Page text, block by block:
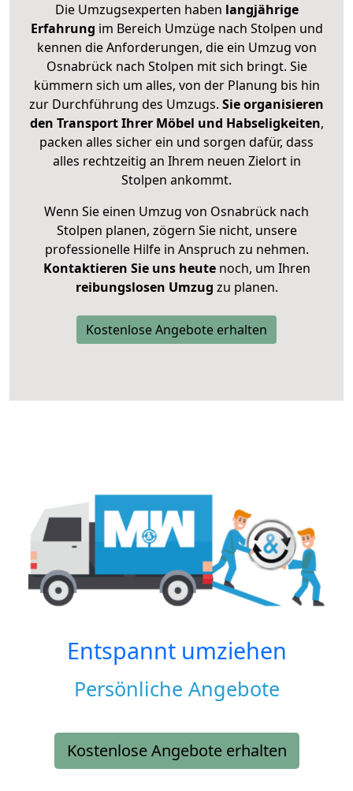
Die Umzugsexperten haben langjährige
Erfahrung im Bereich Umzüge nach Stolpen und
kennen die Anforderungen, die ein Umzug von
Osnabrück nach Stolpen mit sich bringt. Sie
kümmern sich um alles, von der Planung bis hin
zur Durchführung des Umzugs. Sie organisieren
den Transport Ihrer Möbel und Habseligkeiten,
packen alles sicher ein und sorgen dafür, dass
alles rechtzeitig an Ihrem neuen Zielort in
Stolpen ankommt.
Wenn Sie einen Umzug von Osnabrück nach
Stolpen planen, zögern Sie nicht, unsere
professionelle Hilfe in Anspruch zu nehmen.
Kontaktieren Sie uns heutenoch, um Ihren
reibungslosen Umzug zu planen.
Kostenlose Angebote erhalten
Entspannt umziehen
Persönliche Angebote
Kostenlose Angebote erhalten